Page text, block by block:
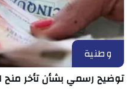
وطنية
توضيح رسمي بشأن تأخر منح